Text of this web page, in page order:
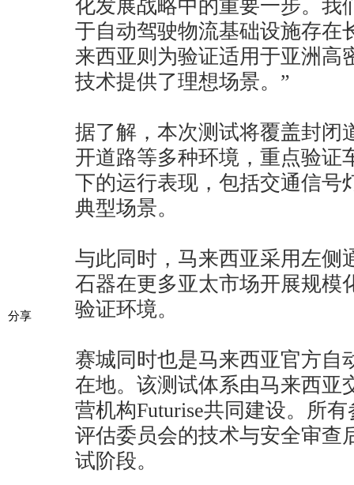
分享
化发展战略中的重要一步。我
于自动驾驶物流基础设施存在
来西亚则为验证适用于亚洲高
技术提供了理想场景。”
据了解，本次测试将覆盖封闭
开道路等多种环境，重点验证
下的运行表现，包括交通信号
典型场景。
与此同时，马来西亚采用左侧
石器在更多亚太市场开展规模
验证环境。
赛城同时也是马来西亚官方自
在地。该测试体系由马来西亚
营机构Futurise共同建设。所
评估委员会的技术与安全审查
试阶段。